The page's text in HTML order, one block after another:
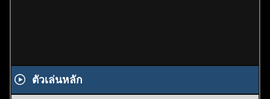
ตัวเล่นหลัก